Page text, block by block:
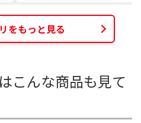
をもっと見る
こんな商品も見て